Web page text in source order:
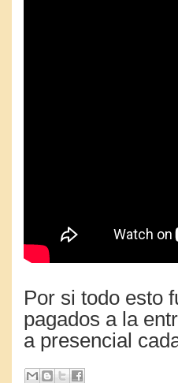
Por si todo esto
pagados a la
a presencial